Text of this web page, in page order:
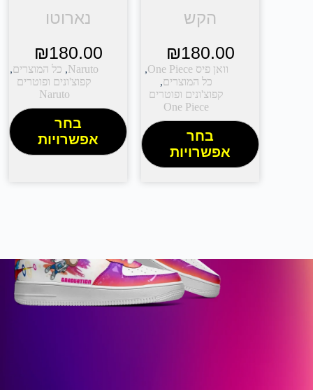
הקש
₪180.00
וואן פיס One Piece
,
כל המוצרים,
קפוצ'ונים ופוטרים
One Piece
בחר
אפשרויות
נארוטו
₪180.00
Naruto
, כל המוצרים,
קפוצ'ונים ופוטרים
Naruto
בחר
אפשרויות